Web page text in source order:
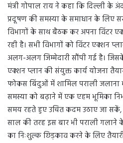
मंत्री गोपाल राय ने कहा कि दिल्ली के
प्रदूषण की समस्या के समाधान के लिए
विभागों के साथ बैठक कर अपना विंटर
रही है। सभी विभागों को विंटर एक्शन
अलग-अलग जिम्मेदारी सौंपी गई है।
एक्शन प्लान की संयुक्त कार्य योजना
फोकस बिंदुओं में शामिल पराली जलाना
समस्या को बढ़ाने में एक एहम भूमिका
समय रहते हुए उचित कदम उठाए जा सकें,
साल की तरह इस बार भी पराली गलाने
का निःशुल्क छिड़काव करने के लिए